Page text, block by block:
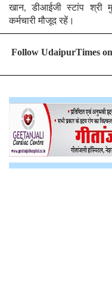
खान, डीआईजी स्टांप श्री
कर्मचारी मौजूद रहें।
Follow UdaipurTimes on